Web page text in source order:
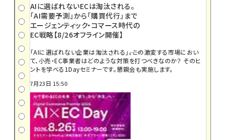
AIに選ばれないECは淘汰される。
「AI需要予測」から「購買代行」まで
エージェンティック・コマース時代の
EC戦略【8/26オフライン開催】
「AIに選ばれない企業は淘汰される」――。この激変する市場におい
て、小売・EC事業者はどのような対策を打つべきなのか？ そのヒ
ントを学べる1Dayセミナーです。懇親会も実施します。
7月23日 15:50